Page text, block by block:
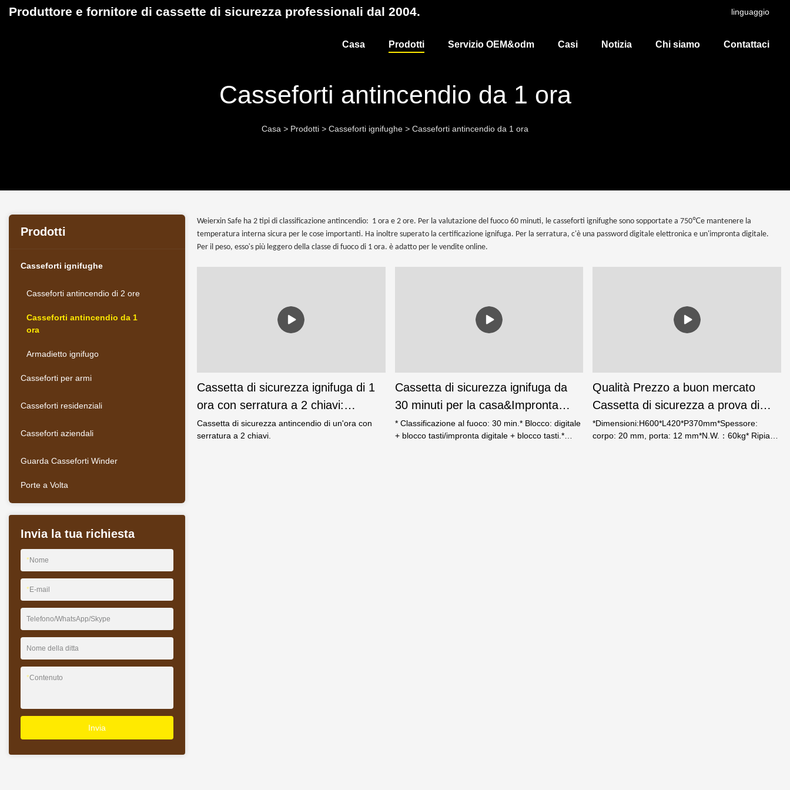
Produttore e fornitore di cassette di sicurezza professionali dal 2004. linguaggio
Casa Prodotti Servizio OEM&odm Casi Notizia Chi siamo Contattaci
Casseforti antincendio da 1 ora
Casa > Prodotti > Casseforti ignifughe > Casseforti antincendio da 1 ora
Prodotti
Casseforti ignifughe
Casseforti antincendio di 2 ore
Casseforti antincendio da 1
ora
Armadietto ignifugo
Casseforti per armi
Casseforti residenziali
Casseforti aziendali
Guarda Casseforti Winder
Porte a Volta
Invia la tua richiesta
*Nome
*E-mail
Telefono/WhatsApp/Skype
Nome della ditta
*Contenuto
Invia
Weierxin Safe ha 2 tipi di classificazione antincendio: 1 ora e 2 ore. Per la valutazione del fuoco 60 minuti, le casseforti ignifughe sono sopportate a 750℃e mantenere la
temperatura interna sicura per le cose importanti. Ha inoltre superato la certificazione ignifuga. Per la serratura, c'è una password digitale elettronica e un'impronta digitale.
Per il peso, esso's più leggero della classe di fuoco di 1 ora. è adatto per le vendite online.
Cassetta di sicurezza ignifuga di 1
ora con serratura a 2 chiavi:
fabbrica di cassaforte Weiersxin
Cassetta di sicurezza antincendio di un'ora con
serratura a 2 chiavi.
Cassetta di sicurezza ignifuga da
30 minuti per la casa&Impronta
digitale dell'ufficio&Blocco digitale
* Classificazione al fuoco: 30 min.* Blocco: digitale
+ blocco tasti/impronta digitale + blocco tasti.*
Qualità Prezzo a buon mercato
Cassetta di sicurezza a prova di
fuoco Fabbrica-Foshan Weierxin
Produttore | Cassaforte Weierxin
*Dimensioni:H600*L420*P370mm*Spessore:
corpo: 20 mm, porta: 12 mm*N.W.：60kg* Ripiano